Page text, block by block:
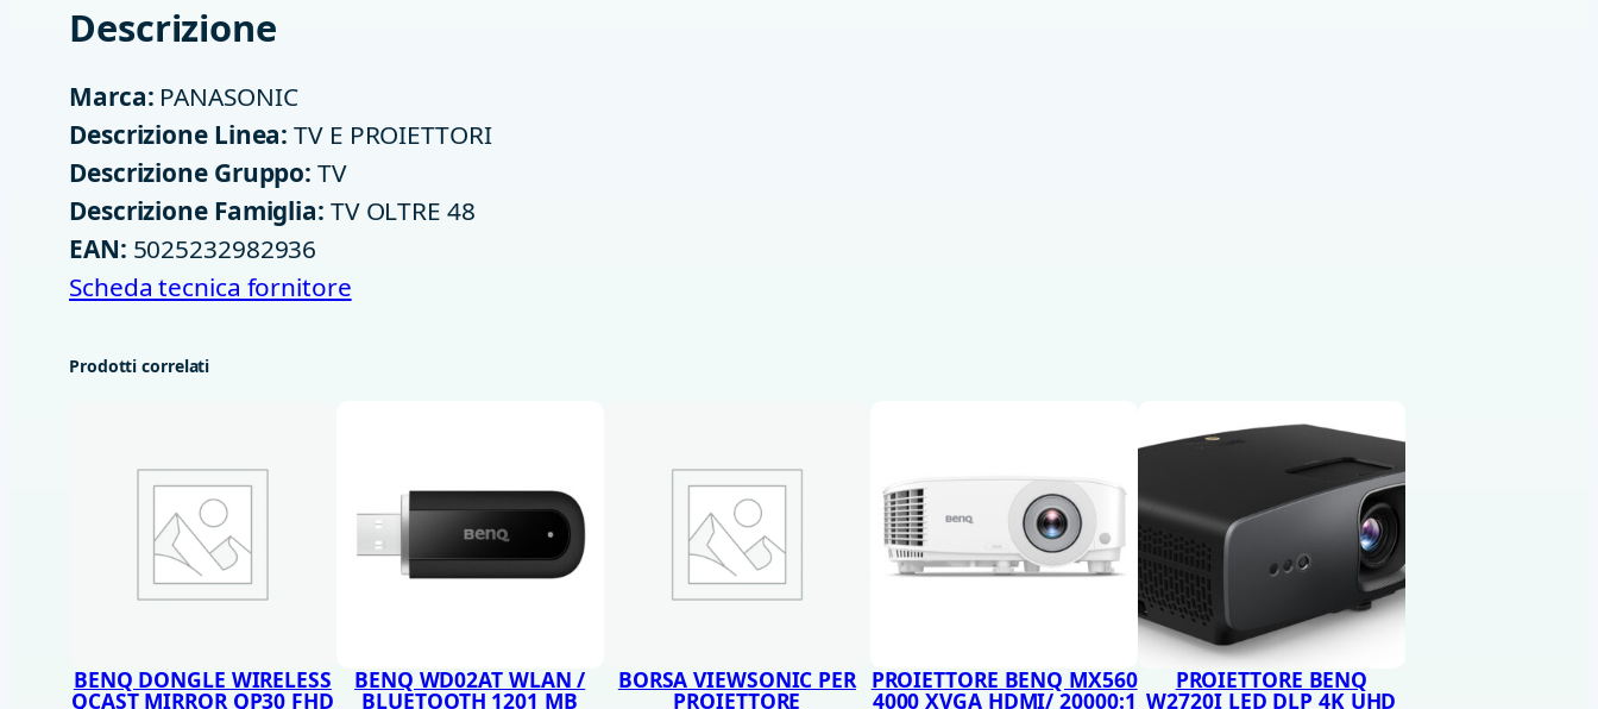
R
I
E
Descrizione
Marca: PANASONIC
Descrizione Linea: TV E PROIETTORI
Descrizione Gruppo: TV
Descrizione Famiglia: TV OLTRE 48
EAN: 5025232982936
Scheda tecnica fornitore
Prodotti correlati
BENQ DONGLE WIRELESS
QCAST MIRROR QP30 FHD
BENQ WD02AT WLAN /
BLUETOOTH 1201 MB
BORSA VIEWSONIC PER
PROIETTORE
PROIETTORE BENQ MX560
4000 XVGA HDMI/ 20000:1
PROIETTORE BENQ
W2720I LED DLP 4K UHD